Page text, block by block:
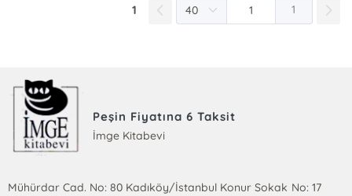
1 1
Peşin Fiyatına 6 Taksit
İmge Kitabevi
Mühürdar Cad. No: 80 Kadıköy/İstanbul Konur Sokak No: 17